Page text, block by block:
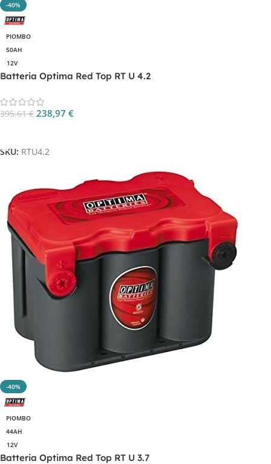
-40%
PIOMBO
50AH
12V
Batteria Optima Red Top RT U 4.2
395,61€ 238,97 €
SKU: RTU4.2
-40%
PIOMBO
44AH
12V
Batteria Optima Red Top RT U 3.7